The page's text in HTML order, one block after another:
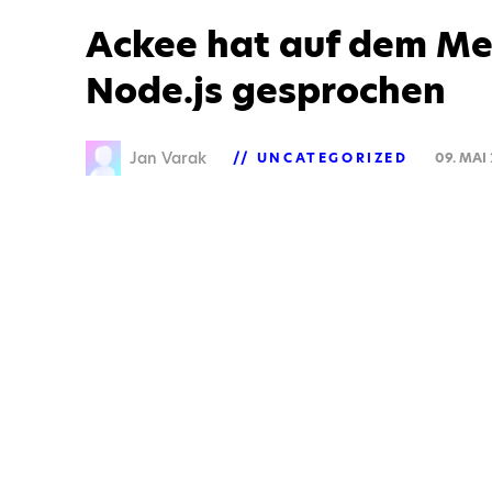
Ackee hat auf dem
Node.js gesprochen
Jan Varak UNCATEGORIZED 09. MAI